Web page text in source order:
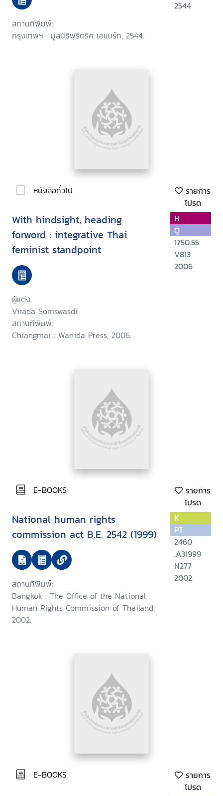
สถานที่พิมพ์:
กรุงเทพฯ : มูลนิธิฟรีดริค เอแบร์ท, 2544.
2544
หนังสือทั่วไป
รายการ
โปรด
With hindsight, heading
forword : integrative Thai
feminist standpoint
ผู้แต่ง:
Virada Somswasdi
สถานที่พิมพ์:
Chiangmai : Wanida Press, 2006.
H
Q
1750.55
V813
2006
E-BOOKS
รายการ
โปรด
National human rights
commission act B.E. 2542 (1999)
สถานที่พิมพ์:
Bangkok : The Office of the National
Human Rights Commission of Thailand,
2002.
K
PT
2460
.A31999
N277
2002
E-BOOKS
รายการ
โปรด